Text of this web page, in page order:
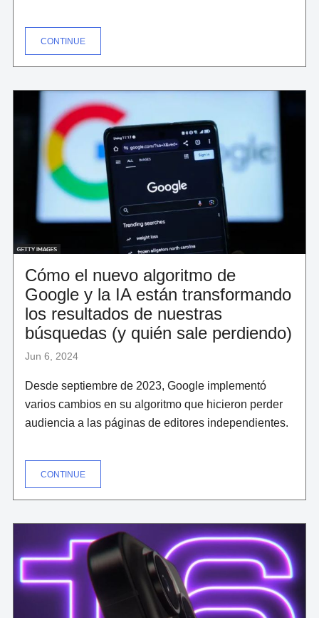
CONTINUE"MÉXICO
SÉPTIMO
EN
COMERCIO
DIGITAL
A
NIVEL
GLOBAL"
Cómo el nuevo algoritmo de
Google y la IA están transformando
los resultados de nuestras
búsquedas (y quién sale perdiendo)
Jun 6, 2024
Desde septiembre de 2023, Google implementó
varios cambios en su algoritmo que hicieron perder
audiencia a las páginas de editores independientes.
CONTINUE"CÓMO
NUEVO
ALGORITMO
Y
LA
IA
ESTÁN
TRANSFORMANDO
LOS
RESULTADOS
DE
NUESTRAS
BÚSQUEDAS